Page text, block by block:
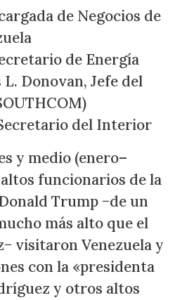
de Negocios de
de Energía
Donovan, Jefe del
del Interior
y medio (enero–
funcionarios de la
Trump −de un
más alto que el
visitaron Venezuela y
con la «presidenta
y otros altos